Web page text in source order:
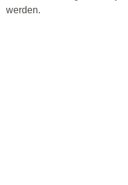
werden.